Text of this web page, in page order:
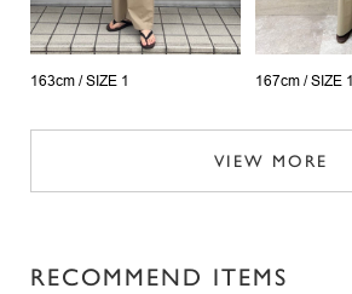
163cm / SIZE 1 167cm / SIZE 1
VIEW MORE
RECOMMEND ITEMS